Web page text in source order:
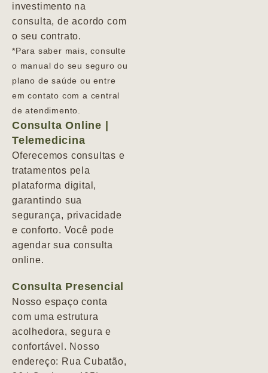
investimento na
consulta, de acordo com
o seu contrato.
*Para saber mais, consulte
o manual do seu seguro ou
plano de saúde ou entre
em contato com a central
de atendimento.
Consulta Online |
Telemedicina
Oferecemos consultas e
tratamentos pela
plataforma digital,
garantindo sua
segurança, privacidade
e conforto. Você pode
agendar sua consulta
online.
Consulta Presencial
Nosso espaço conta
com uma estrutura
acolhedora, segura e
confortável. Nosso
endereço: Rua Cubatão,